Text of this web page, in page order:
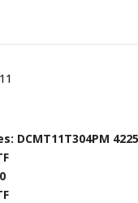
DCMT11T304PM 4225